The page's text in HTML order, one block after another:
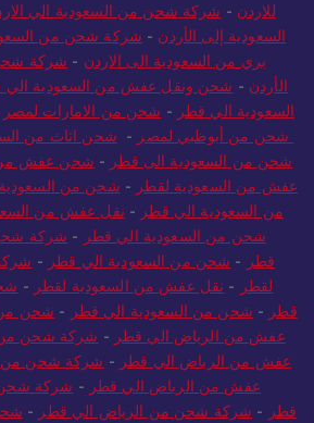
للاردن - شركة شحن من السعودية الي
السعودية إلى الأردن - شركة شحن من
بري من السعودية الى الاردن - شركة
الأردن - شحن ونقل عفش من السعودية الي
السعودية الي قطر - شحن من الامارات لمصر
شحن من أبوظبي لمصر - شحن اثاث من
شحن من السعودية الى قطر - شحن عفش من
عفش من السعودية لقطر - شحن من
من السعودية الي قطر - نقل عفش من
شحن من السعودية الي قطر - شركة
قطر - شحن من السعودية الي قطر -
لقطر - نقل عفش من السعودية لقطر -
قطر - شحن من السعودية الي قطر - شحن من
عفش من الرياض الي قطر - شركة شحن من
عفش من الرياض الي قطر - شركة شحن من
عفش من الرياض الي قطر - شركة شحن
قطر - شركة شحن من الرياض الي قطر -